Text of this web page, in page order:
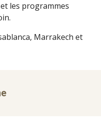
les programmes
Marrakech et